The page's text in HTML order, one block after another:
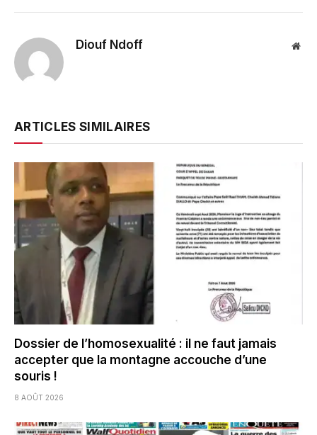
Diouf Ndoff
ARTICLES SIMILAIRES
Dossier de l’homosexualité : il ne faut jamais
accepter que la montagne accouche d’une
souris !
8 AOÛT 2026